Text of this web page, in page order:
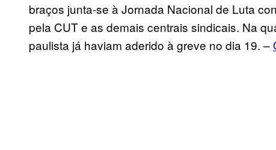
braços junta-se à Jornada Nacional de Luta
pela CUT e as demais centrais sindicais. Na
paulista já haviam aderido à greve no dia 19. –